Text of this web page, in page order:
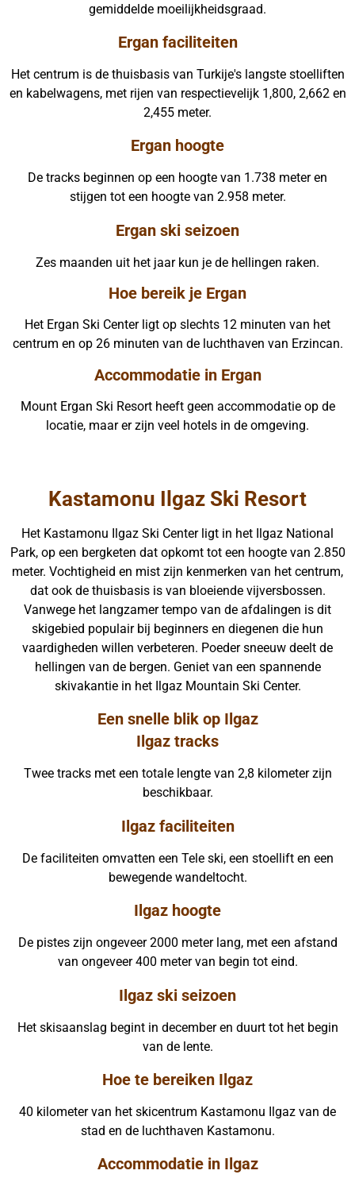
gemiddelde moeilijkheidsgraad.
Ergan faciliteiten
Het centrum is de thuisbasis van Turkije's langste stoelliften
en kabelwagens, met rijen van respectievelijk 1,800, 2,662 en
2,455 meter.
Ergan hoogte
De tracks beginnen op een hoogte van 1.738 meter en
stijgen tot een hoogte van 2.958 meter.
Ergan ski seizoen
Zes maanden uit het jaar kun je de hellingen raken.
Hoe bereik je Ergan
Het Ergan Ski Center ligt op slechts 12 minuten van het
centrum en op 26 minuten van de luchthaven van Erzincan.
Accommodatie in Ergan
Mount Ergan Ski Resort heeft geen accommodatie op de
locatie, maar er zijn veel hotels in de omgeving.
Kastamonu Ilgaz Ski Resort
Het Kastamonu Ilgaz Ski Center ligt in het Ilgaz National
Park, op een bergketen dat opkomt tot een hoogte van 2.850
meter. Vochtigheid en mist zijn kenmerken van het centrum,
dat ook de thuisbasis is van bloeiende vijversbossen.
Vanwege het langzamer tempo van de afdalingen is dit
skigebied populair bij beginners en diegenen die hun
vaardigheden willen verbeteren. Poeder sneeuw deelt de
hellingen van de bergen. Geniet van een spannende
skivakantie in het Ilgaz Mountain Ski Center.
Een snelle blik op Ilgaz
Ilgaz tracks
Twee tracks met een totale lengte van 2,8 kilometer zijn
beschikbaar.
Ilgaz faciliteiten
De faciliteiten omvatten een Tele ski, een stoellift en een
bewegende wandeltocht.
Ilgaz hoogte
De pistes zijn ongeveer 2000 meter lang, met een afstand
van ongeveer 400 meter van begin tot eind.
Ilgaz ski seizoen
Het skisaanslag begint in december en duurt tot het begin
van de lente.
Hoe te bereiken Ilgaz
40 kilometer van het skicentrum Kastamonu Ilgaz van de
stad en de luchthaven Kastamonu.
Accommodatie in Ilgaz